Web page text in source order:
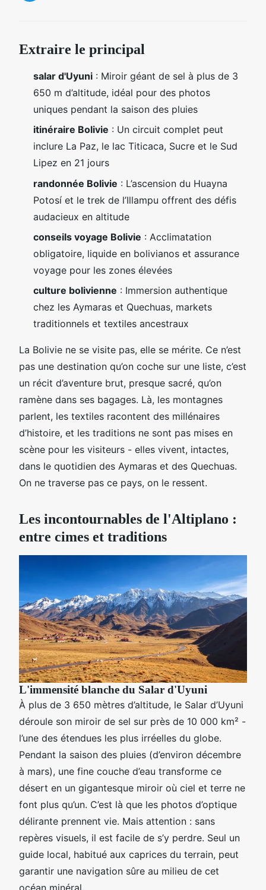
Extraire le principal
salar d'Uyuni : Miroir géant de sel à plus de 3
650 m d’altitude, idéal pour des photos
uniques pendant la saison des pluies
itinéraire Bolivie : Un circuit complet peut
inclure La Paz, le lac Titicaca, Sucre et le Sud
Lipez en 21 jours
randonnée Bolivie : L’ascension du Huayna
Potosí et le trek de l’Illampu offrent des défis
audacieux en altitude
conseils voyage Bolivie : Acclimatation
obligatoire, liquide en bolivianos et assurance
voyage pour les zones élevées
culture bolivienne : Immersion authentique
chez les Aymaras et Quechuas, markets
traditionnels et textiles ancestraux
La Bolivie ne se visite pas, elle se mérite. Ce n’est
pas une destination qu’on coche sur une liste, c’est
un récit d’aventure brut, presque sacré, qu’on
ramène dans ses bagages. Là, les montagnes
parlent, les textiles racontent des millénaires
d’histoire, et les traditions ne sont pas mises en
scène pour les visiteurs - elles vivent, intactes,
dans le quotidien des Aymaras et des Quechuas.
On ne traverse pas ce pays, on le ressent.
Les incontournables de l'Altiplano :
entre cimes et traditions
L'immensité blanche du Salar d'Uyuni
À plus de 3 650 mètres d’altitude, le Salar d’Uyuni
déroule son miroir de sel sur près de 10 000 km² -
l’une des étendues les plus irréelles du globe.
Pendant la saison des pluies (d’environ décembre
à mars), une fine couche d’eau transforme ce
désert en un gigantesque miroir où ciel et terre ne
font plus qu’un. C’est là que les photos d’optique
délirante prennent vie. Mais attention : sans
repères visuels, il est facile de s’y perdre. Seul un
guide local, habitué aux caprices du terrain, peut
garantir une navigation sûre au milieu de cet